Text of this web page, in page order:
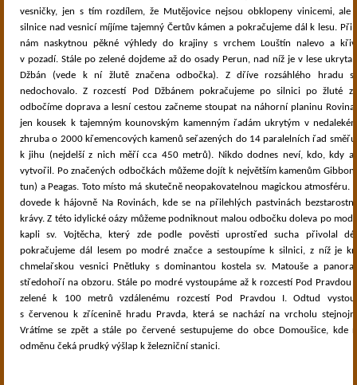
vesničky, jen s tím rozdílem, že Mutějovice nejsou obklopeny vinicemi, ale
silnice nad vesnicí míjíme tajemný Čertův kámen a pokračujeme dál k lesu. Při
nám naskytnou pěkné výhledy do krajiny s vrchem Louštín nalevo a
v pozadí. Stále po zelené dojdeme až do osady Perun, nad níž je v lese ukryta
Džbán (vede k ní žlutě značena odbočka). Z dříve rozsáhlého hradu
nedochovalo. Z rozcestí Pod Džbánem pokračujeme po silnici po žluté
odbočíme doprava a lesní cestou začneme stoupat na náhorní planinu
jen kousek k tajemným kounovským kamenným řadám ukrytým v
zhruba o 2000 křemencových kamenů seřazených do 14 paralelních řad
k jihu (nejdelší z nich měří cca 450 metrů). Nikdo dodnes neví, kdo, kdy
vytvořil. Po značených odbočkách můžeme dojít k největším kamenům Gibbon
tun) a Peagas. Toto místo má skutečně neopakovatelnou magickou atmosféru.
dovede k hájovně Na Rovinách, kde se na přilehlých pastvinách
krávy. Z této idylické oázy můžeme podniknout malou odbočku doleva po
kapli sv. Vojtěcha, který zde podle pověsti uprostřed sucha přivolal
pokračujeme dál lesem po modré značce a sestoupíme k silnici, z níž je
chmelařskou vesnici Pnětluky s dominantou kostela sv. Matouše a
středohoří na obzoru. Stále po modré vystoupáme až k rozcestí Pod Pravdou
zelené k 100 metrů vzdálenému rozcestí Pod Pravdou I. Odtud
s červenou k zřícenině hradu Pravda, která se nachází na vrcholu
Vrátíme se zpět a stále po červené sestupujeme do obce Domoušice, kde
odměnu čeká prudký výšlap k železniční stanici.